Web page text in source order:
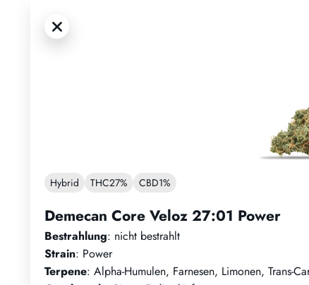
Hybrid THC27% CBD1%
Demecan Core Veloz 27:01 Power
Bestrahlung: nicht bestrahlt
Strain: Power
Terpene: Alpha-Humulen, Farnesen, Limonen, Trans-